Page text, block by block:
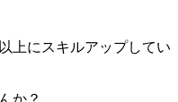
上にスキルアップしてい
か？